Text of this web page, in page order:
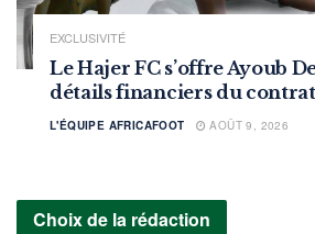
EXCLUSIVITÉ
Le Hajer FC s’offre Ayoub
détails financiers du
L'ÉQUIPE AFRICAFOOT AOÛT 9, 2026
Choix de la rédaction